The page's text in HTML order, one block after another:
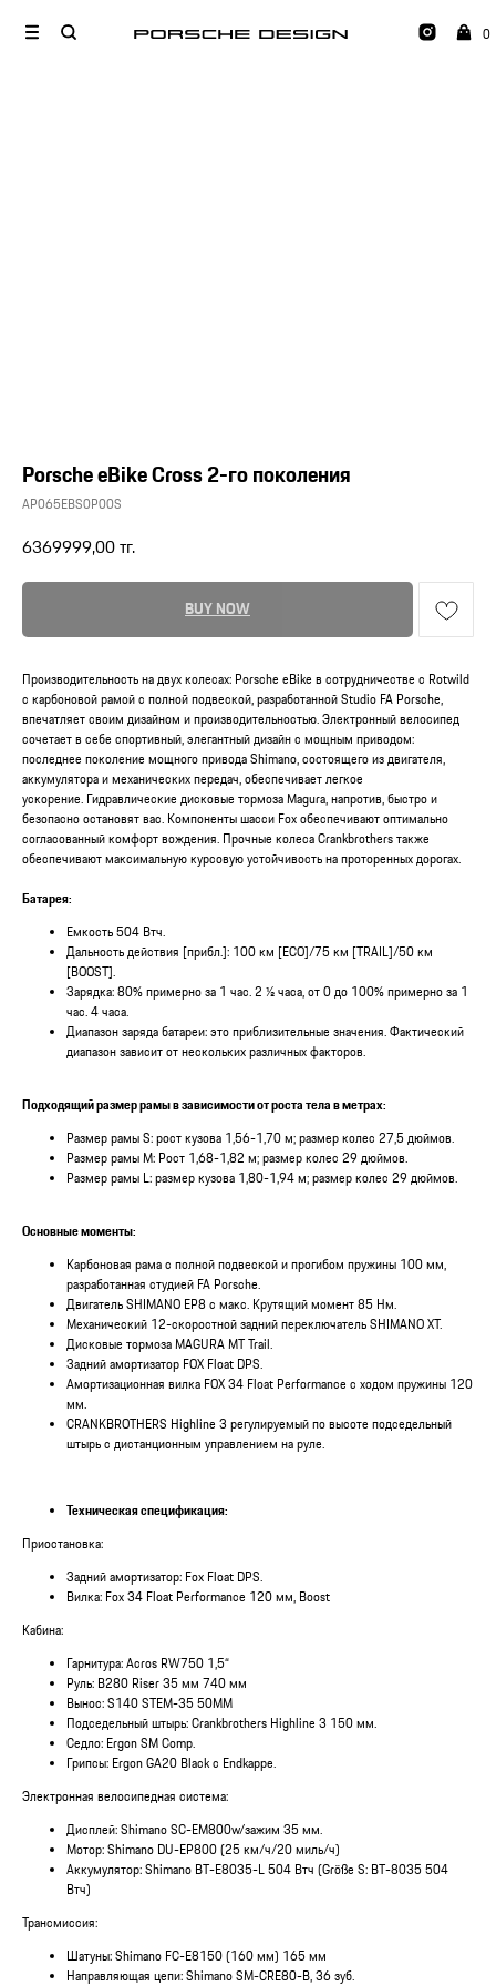
0
Porsche eBike Cross 2-го поколения
AP065EBS0P00S
6369999,00тг.
BUY NOW
Производительность на двух колесах: Porsche eBike в сотрудничестве с Rotwild
с карбоновой рамой с полной подвеской, разработанной Studio FA Porsche,
впечатляет своим дизайном и производительностью. Электронный велосипед
сочетает в себе спортивный, элегантный дизайн с мощным приводом:
последнее поколение мощного привода Shimano, состоящего из двигателя,
аккумулятора и механических передач, обеспечивает легкое
ускорение. Гидравлические дисковые тормоза Magura, напротив, быстро и
безопасно остановят вас. Компоненты шасси Fox обеспечивают оптимально
согласованный комфорт вождения. Прочные колеса Crankbrothers также
обеспечивают максимальную курсовую устойчивость на проторенных дорогах.
Батарея:
Емкость 504 Втч.
Дальность действия [прибл.]: 100 км [ECO]/75 км [TRAIL]/50 км
[BOOST].
Зарядка: 80% примерно за 1 час. 2 ½ часа, от 0 до 100% примерно за 1
час. 4 часа.
Диапазон заряда батареи: это приблизительные значения. Фактический
диапазон зависит от нескольких различных факторов.
Подходящий размер рамы в зависимости от роста тела в метрах:
Размер рамы S: рост кузова 1,56-1,70 м; размер колес 27,5 дюймов.
Размер рамы М: Рост 1,68-1,82 м; размер колес 29 дюймов.
Размер рамы L: размер кузова 1,80-1,94 м; размер колес 29 дюймов.
Основные моменты:
Карбоновая рама с полной подвеской и прогибом пружины 100 мм,
разработанная студией FA Porsche.
Двигатель SHIMANO EP8 с макс. Крутящий момент 85 Нм.
Механический 12-скоростной задний переключатель SHIMANO XT.
Дисковые тормоза MAGURA MT Trail.
Задний амортизатор FOX Float DPS.
Амортизационная вилка FOX 34 Float Performance с ходом пружины 120
мм.
CRANKBROTHERS Highline 3 регулируемый по высоте подседельный
штырь с дистанционным управлением на руле.
Техническая спецификация:
Приостановка:
Задний амортизатор: Fox Float DPS.
Вилка: Fox 34 Float Performance 120 мм, Boost
Кабина:
Гарнитура: Acros RW750 1,5“
Руль: B280 Riser 35 мм 740 мм
Вынос: S140 STEM-35 50MM
Подседельный штырь: Crankbrothers Highline 3 150 мм.
Седло: Ergon SM Comp.
Грипсы: Ergon GA20 Black с Endkappe.
Электронная велосипедная система:
Дисплей: Shimano SC-EM800w/зажим 35 мм.
Мотор: Shimano DU-EP800 (25 км/ч/20 миль/ч)
Аккумулятор: Shimano BT-E8035-L 504 Втч (Größe S: BT-8035 504
Втч)
Трансмиссия:
Шатуны: Shimano FC-E8150 (160 мм) 165 мм
Направляющая цепи: Shimano SM-CRE80-B, 36 зуб.